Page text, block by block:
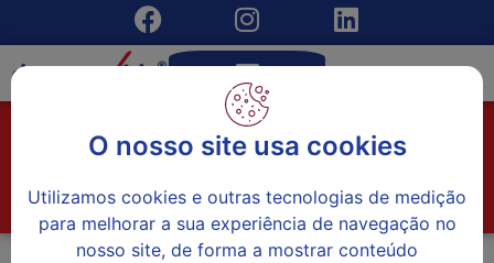
O nosso site usa cookies
Utilizamos cookies e outras tecnologias de medição
para melhorar a sua experiência de navegação no
nosso site, de forma a mostrar conteúdo
Seguro Pets